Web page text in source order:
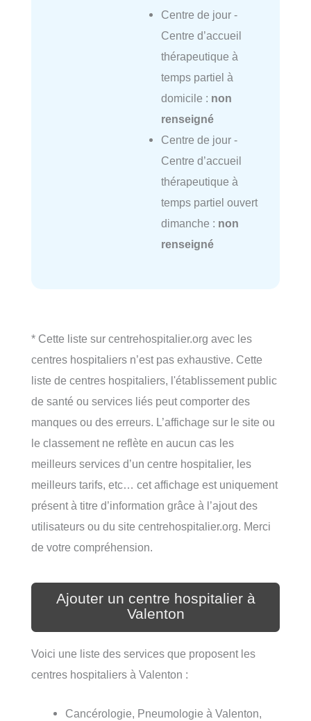
Centre de jour -
Centre d’accueil
thérapeutique à
temps partiel à
domicile : non
renseigné
Centre de jour -
Centre d’accueil
thérapeutique à
temps partiel ouvert
dimanche : non
renseigné
* Cette liste sur centrehospitalier.org avec les
centres hospitaliers n’est pas exhaustive. Cette
liste de centres hospitaliers, l'établissement public
de santé ou services liés peut comporter des
manques ou des erreurs. L’affichage sur le site ou
le classement ne reflète en aucun cas les
meilleurs services d’un centre hospitalier, les
meilleurs tarifs, etc… cet affichage est uniquement
présent à titre d’information grâce à l’ajout des
utilisateurs ou du site centrehospitalier.org. Merci
de votre compréhension.
Ajouter un centre hospitalier à
Valenton
Voici une liste des services que proposent les
centres hospitaliers à Valenton :
Cancérologie, Pneumologie à Valenton,